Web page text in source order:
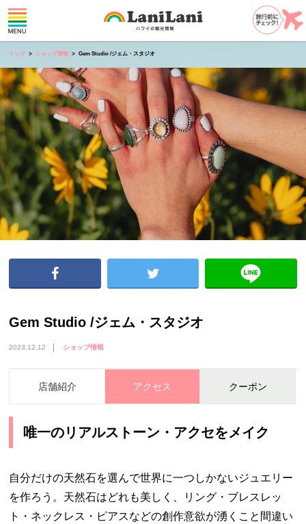
トップ ショップ情報 Gem Studio /ジェム・スタジオ
Gem Studio /ジェム・スタジオ
2023.12.12 ショップ情報
店舗紹介 アクセス クーポン
唯一のリアルストーン・アクセをメイク
自分だけの天然石を選んで世界に一つしかないジュエリー
を作ろう。天然石はどれも美しく、リング・ブレスレッ
ト・ネックレス・ピアスなどの創作意欲が湧くこと間違い